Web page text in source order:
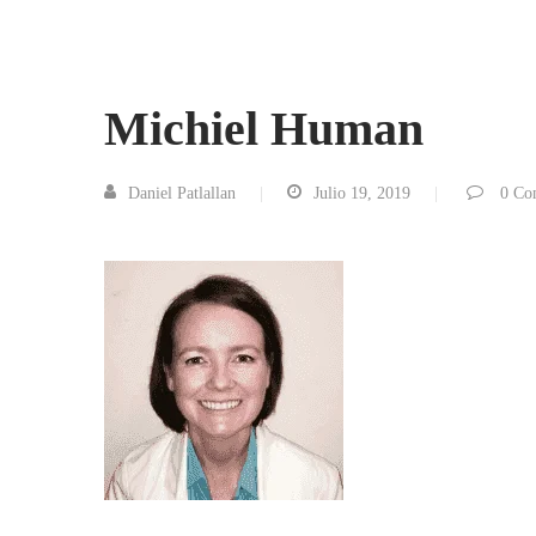
Michiel Human
Daniel Patlallan Julio 19, 2019 0